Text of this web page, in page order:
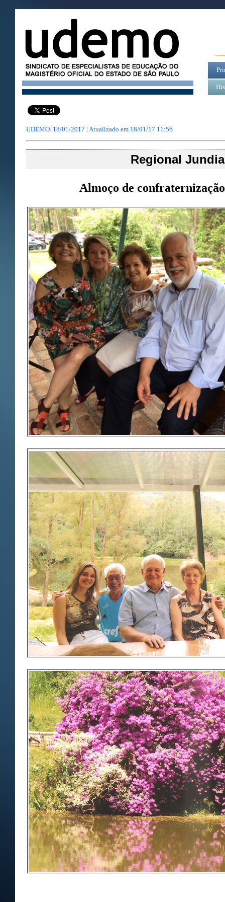
UDEMO |18/01/2017 | Atualizado em 18/01/17 11:56
Regional
Almoço de